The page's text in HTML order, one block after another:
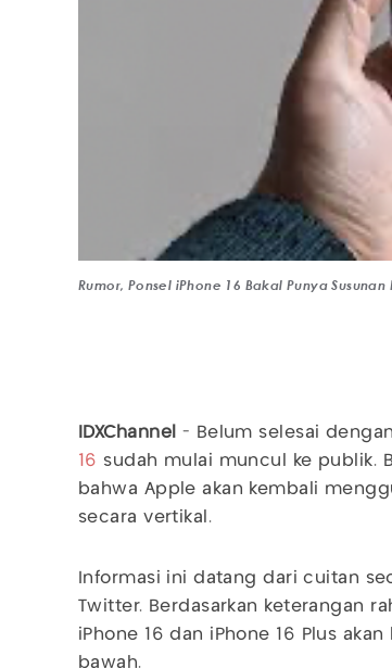
Rumor, Ponsel iPhone 16 Bakal Punya
IDXChannel - Belum selesai
16 sudah mulai muncul ke publik.
bahwa Apple akan kembali
secara vertikal.
Informasi ini datang dari cuitan
Twitter. Berdasarkan keterangan
iPhone 16 dan iPhone 16 Plus
bawah.